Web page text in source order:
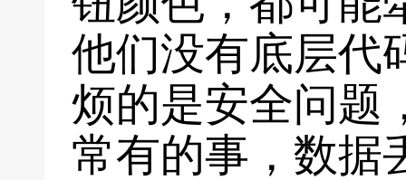
他们没有底层代
烦的是安全问题
常有的事，数据